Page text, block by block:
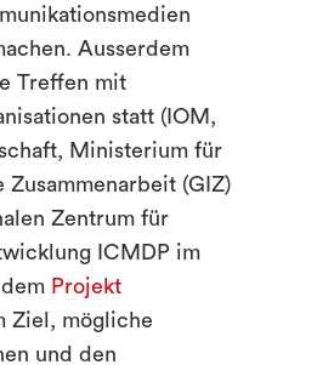
Ausserdem
Treffen mit
statt (IOM,
Ministerium für
Zusammenarbeit (GIZ)
Zentrum für
ICMDP im
Projekt
Ziel, mögliche
und den